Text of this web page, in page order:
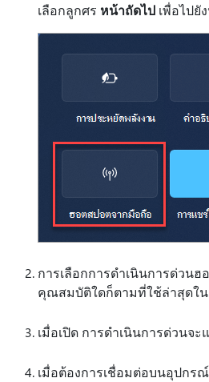
เลือกลูกศร หน้าถัดไป เพื่อไปยั
การเลือกการดําเนินการด่วนฮอ
คุณสมบัติใดก็ตามที่ใช้ล่าสุดใน
เมื่อเปิด การดําเนินการด่วนจะ
เมื่อต้องการเชื่อมต่อบนอุปกร